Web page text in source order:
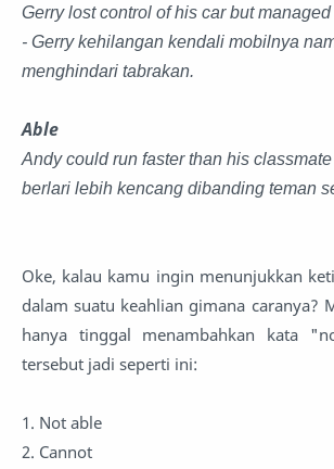
Gerry lost control of his car but
- Gerry kehilangan kendali mobilnya
menghindari tabrakan.
Able
Andy could run faster than his
berlari lebih kencang dibanding teman
Oke, kalau kamu ingin menunjukkan
dalam suatu keahlian gimana caranya?
hanya tinggal menambahkan kata
tersebut jadi seperti ini:
1. Not able
2. Cannot